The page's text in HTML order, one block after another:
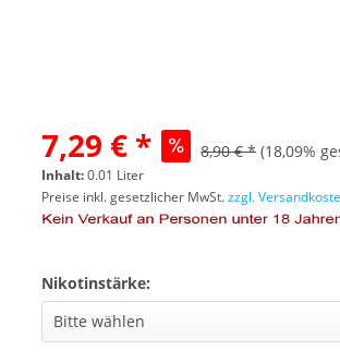
7,29 € * 8,90 € * (18,09%
Inhalt:0.01 Liter
Preise inkl. gesetzlicher MwSt.zzgl.
Nikotinstärke: